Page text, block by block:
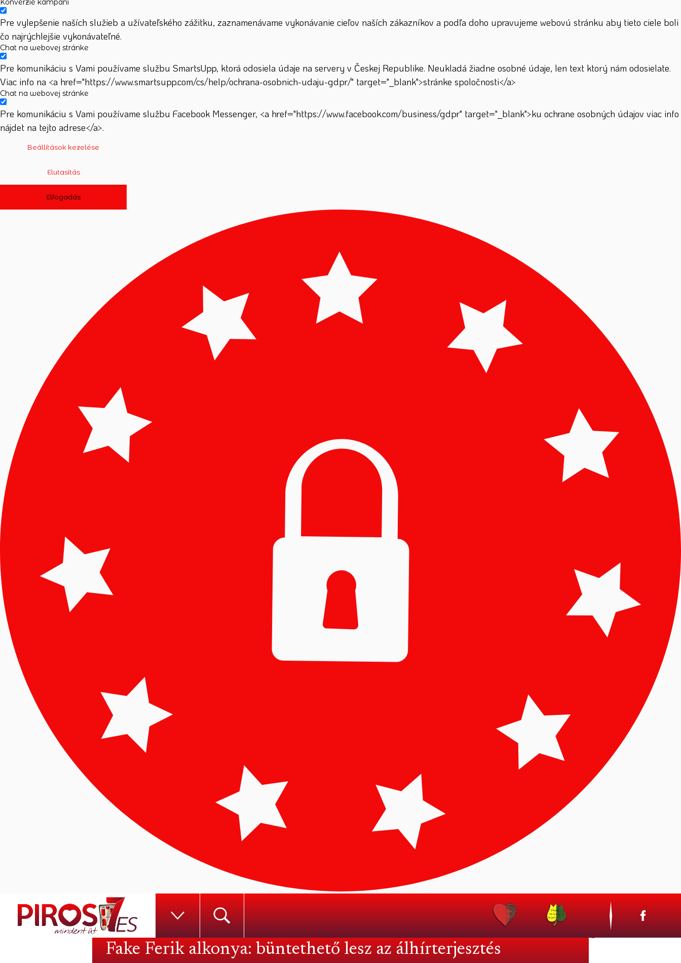
Konverzie kampaní
Pre vylepšenie naších služieb a užívateľského zážitku, zaznamenávame vykonávanie cieľov naších zákazníkov a podľa doho upravujeme webovú stránku aby tieto ciele boli
čo najrýchlejšie vykonávateľné.
Chat na webovej stránke
Pre komunikáciu s Vami používame službu SmartsUpp, ktorá odosiela údaje na servery v Českej Republike. Neukladá žiadne osobné údaje, len text ktorý nám odosielate.
Viac info na <a href="https://www.smartsupp.com/cs/help/ochrana-osobnich-udaju-gdpr/" target="_blank">stránke spoločnosti</a>
Chat na webovej stránke
Pre komunikáciu s Vami používame službu Facebook Messenger, <a href="https://www.facebook.com/business/gdpr" target="_blank">ku ochrane osobných údajov viac info
nájdet na tejto adrese</a>.
Beállítások kezelése
Elutasítás
Elfogadás
CINK
Fake Ferik alkonya: büntethető lesz az álhírterjesztés